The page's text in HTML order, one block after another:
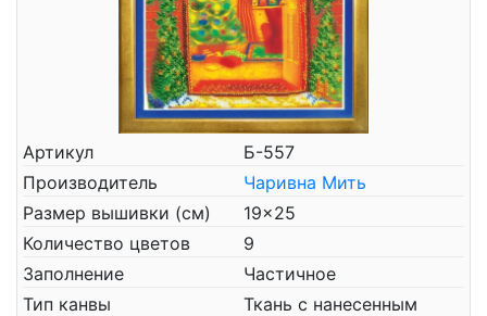
Артикул
Б-557
Производитель
Чаривна Мить
Размер вышивки (см)
19x25
Количество цветов
9
Заполнение
Частичное
Тип канвы
Ткань с нанесенным